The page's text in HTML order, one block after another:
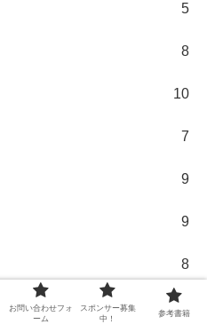
5
8
10
7
9
9
8
14
お問い合わせフォ
ーム
スポンサー募集
中！
参考書籍